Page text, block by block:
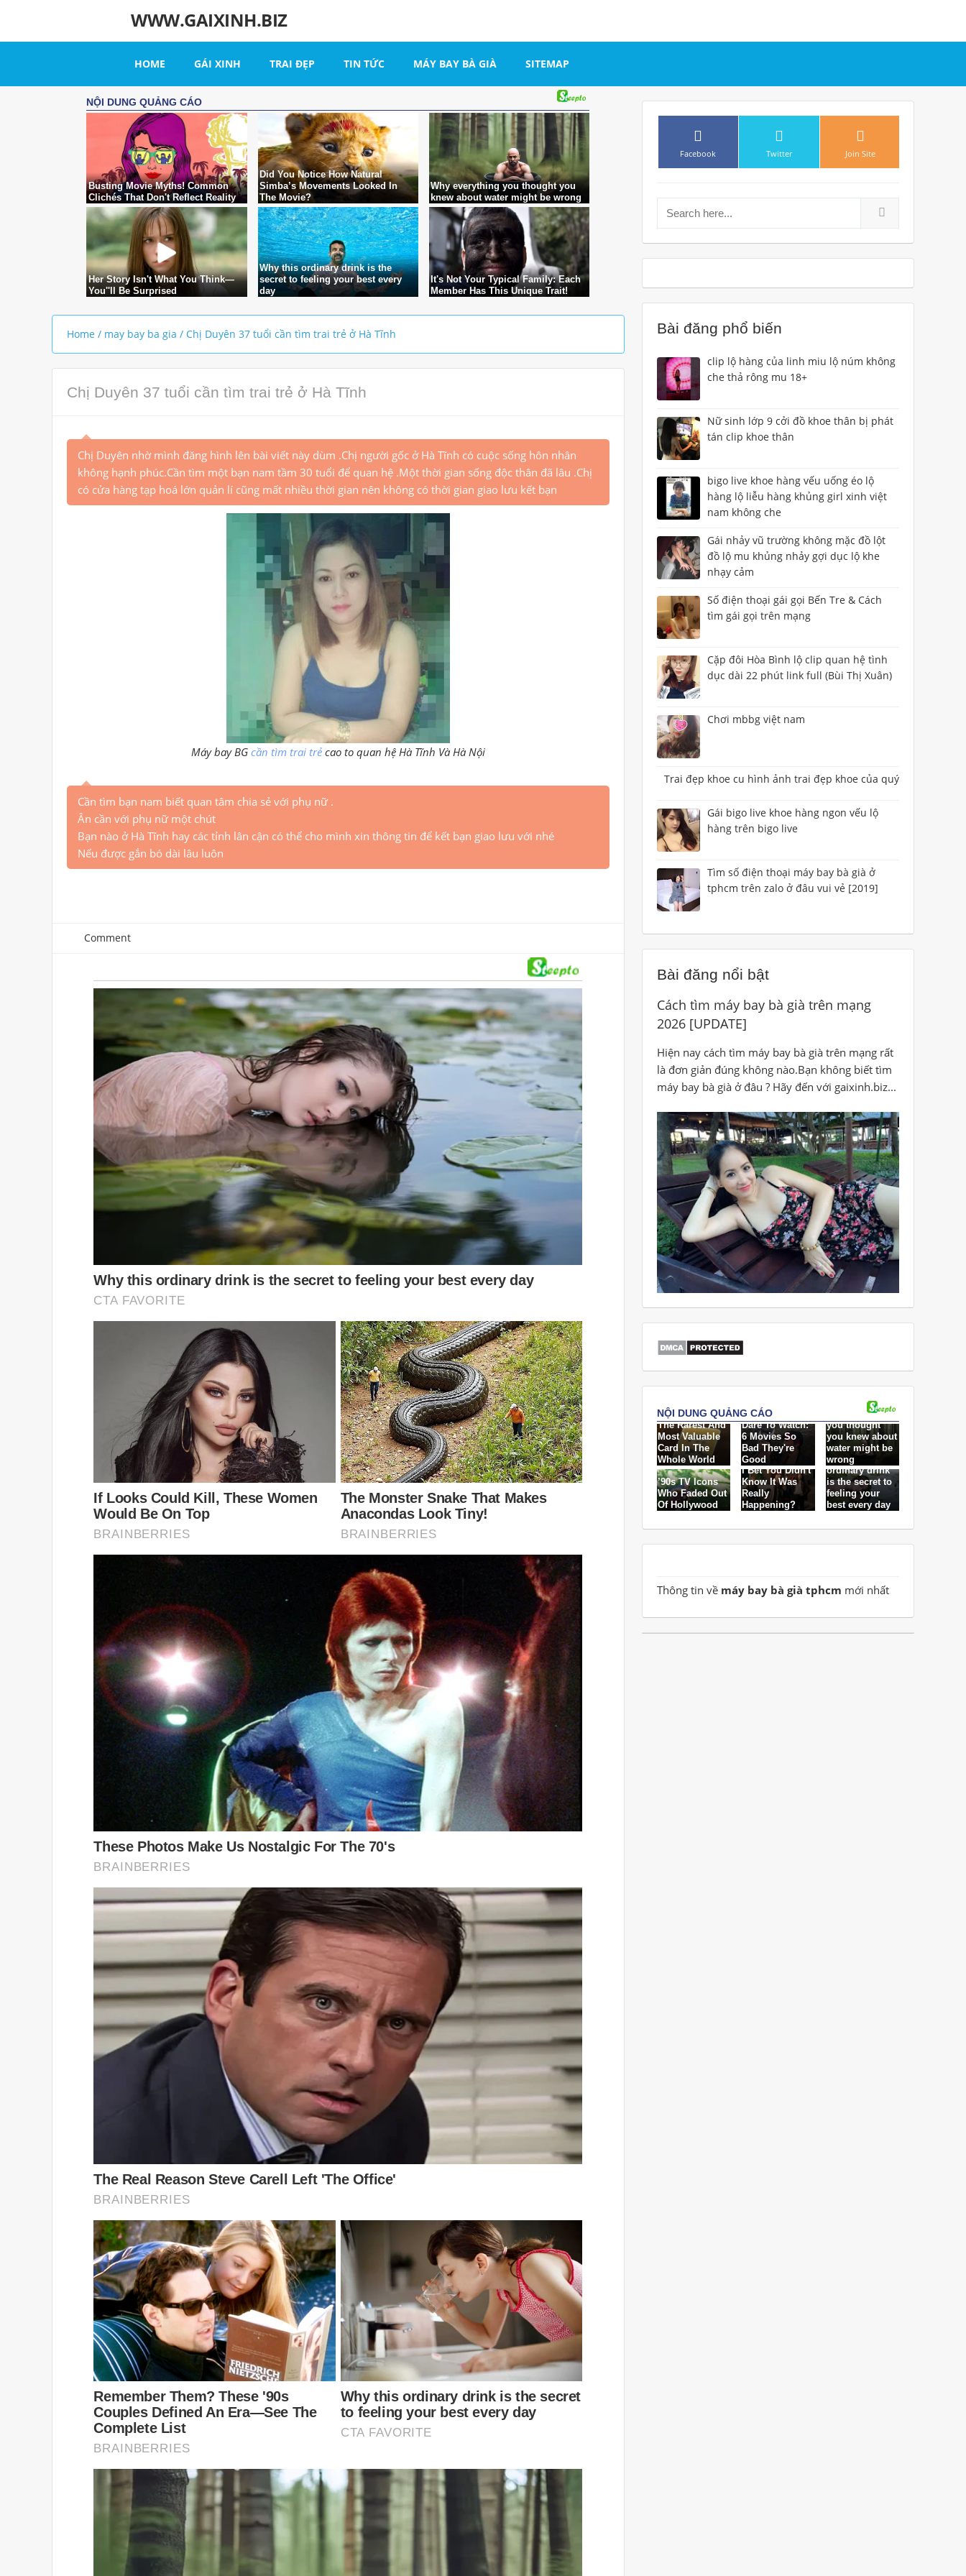
WWW.GAIXINH.BIZ
HOME GÁI XINH TRAI ĐẸP TIN TỨC MÁY BAY BÀ GIÀ SITEMAP
Home / may bay ba gia / Chị Duyên 37 tuổi cần tìm trai trẻ ở Hà Tĩnh
Chị Duyên 37 tuổi cần tìm trai trẻ ở Hà Tĩnh
Chị Duyên nhờ mình đăng hình lên bài viết này dùm .Chị người gốc ở Hà Tĩnh có cuộc sống hôn nhân
không hạnh phúc.Cần tìm một bạn nam tầm 30 tuổi để quan hệ .Một thời gian sống độc thân đã lâu .Chị
có cửa hàng tạp hoá lớn quản lí cũng mất nhiều thời gian nên không có thời gian giao lưu kết bạn
Máy bay BG cần tìm trai trẻcao to quan hệ Hà Tĩnh Và Hà Nội
Cần tìm bạn nam biết quan tâm chia sẻ với phụ nữ .
Ân cần với phụ nữ một chút
Bạn nào ở Hà Tĩnh hay các tỉnh lân cận có thể cho mình xin thông tin để kết bạn giao lưu với nhé
Nếu được gắn bó dài lâu luôn
Comment
Search for:
Bài đăng phổ biến
clip lộ hàng của linh miu lộ núm không
che thả rông mu 18+
Nữ sinh lớp 9 cởi đồ khoe thân bị phát
tán clip khoe thân
bigo live khoe hàng vếu uống éo lộ
hàng lộ liễu hàng khủng girl xinh việt
nam không che
Gái nhảy vũ trường không mặc đồ lột
đồ lộ mu khủng nhảy gợi dục lộ khe
nhạy cảm
Số điện thoại gái gọi Bến Tre & Cách
tìm gái gọi trên mạng
Cặp đôi Hòa Bình lộ clip quan hệ tình
dục dài 22 phút link full (Bùi Thị Xuân)
Chơi mbbg việt nam
Trai đẹp khoe cu hình ảnh trai đẹp khoe của quý
Gái bigo live khoe hàng ngon vếu lộ
hàng trên bigo live
Tìm số điện thoại máy bay bà già ở
tphcm trên zalo ở đâu vui vẻ [2019]
Bài đăng nổi bật
Cách tìm máy bay bà già trên mạng
2026 [UPDATE]
Hiện nay cách tìm máy bay bà già trên mạng rất
là đơn giản đúng không nào.Bạn không biết tìm
máy bay bà già ở đâu ? Hãy đến với gaixinh.biz...
Thông tin về máy bay bà già tphcm mới nhất